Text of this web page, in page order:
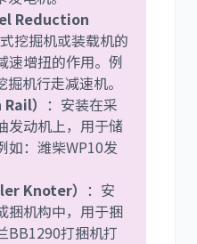
Reduction
挖掘机或装载机的
速增扭的作用。例
机行走减速机。
） ：安装在采
发动机上，用于储
如：潍柴WP10发
Knoter） ：安
捆机构中，用于捆
BB1290打捆机打